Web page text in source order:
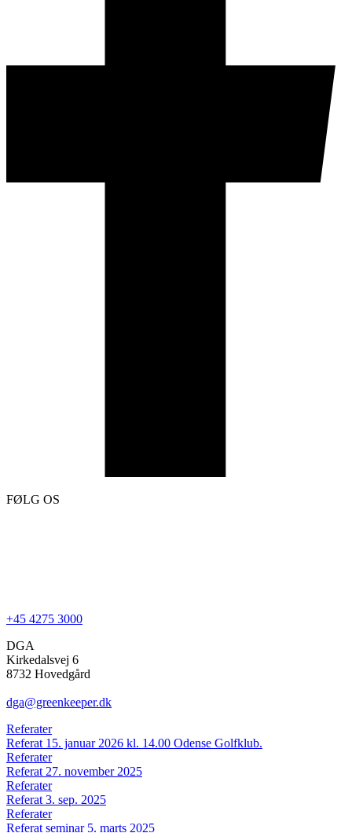
FØLG OS
+45 4275 3000
DGA
Kirkedalsvej 6
8732 Hovedgård
dga@greenkeeper.dk
Referater
Referat 15. januar 2026 kl. 14.00 Odense Golfklub.
Referater
Referat 27. november 2025
Referater
Referat 3. sep. 2025
Referater
Referat seminar 5. marts 2025